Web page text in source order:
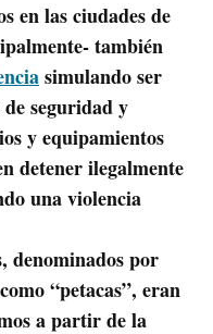
en las ciudades de
también
simulando ser
seguridad y
y equipamientos
detener ilegalmente
una violencia
denominados por
“petacas”, eran
a partir de la